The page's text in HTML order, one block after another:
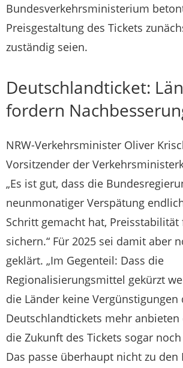
Bundesverkehrsministerium
Preisgestaltung des Tickets
zuständig seien.
Deutschlandticket:
fordern
NRW-Verkehrsminister Oliver
Vorsitzender der
„Es ist gut, dass die
neunmonatiger Verspätung
Schritt gemacht hat, Preisstabilität
sichern.“ Für 2025 sei damit aber
geklärt. „Im Gegenteil: Dass die
Regionalisierungsmittel gekürzt
die Länder keine Vergünstigungen
Deutschlandtickets mehr
die Zukunft des Tickets sogar
Das passe überhaupt nicht zu den